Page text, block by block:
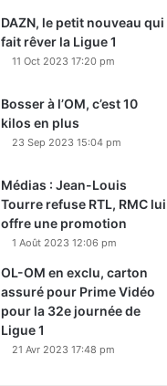
DAZN, le petit nouveau qui
fait rêver la Ligue 1
11 Oct 2023 17:20 pm
Bosser à l’OM, c’est 10
kilos en plus
23 Sep 2023 15:04 pm
Médias : Jean-Louis
Tourre refuse RTL, RMC lui
offre une promotion
1 Août 2023 12:06 pm
OL-OM en exclu, carton
assuré pour Prime Vidéo
pour la 32e journée de
Ligue 1
21 Avr 2023 17:48 pm